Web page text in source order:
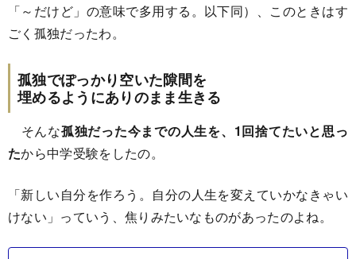
「～だけど」の意味で多用する。以下同）、このときはす
ごく孤独だったわ。
孤独でぽっかり空いた隙間を
埋めるようにありのまま生きる
そんな孤独だった今までの人生を、1回捨てたいと思っ
たから中学受験をしたの。
「新しい自分を作ろう。自分の人生を変えていかなきゃい
けない」っていう、焦りみたいなものがあったのよね。